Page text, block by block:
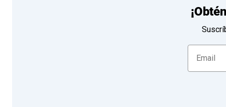
¡Obtén